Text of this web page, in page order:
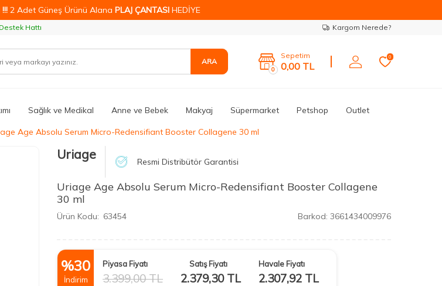
2 Adet Güneş Ürünü Alana PLAJ ÇANTASI HEDİYE
Hattı Kargom Nerede?
ARA
0
Sepetim
0,00 TL
0
Sağlık ve Medikal Anne ve Bebek Makyaj Süpermarket Petshop Outlet
Age Absolu Serum Micro-Redensifiant Booster Collagene 30 ml
Uriage Resmi Distribütör Garantisi
Uriage Age Absolu Serum Micro-Redensifiant Booster Collagene
30 ml
Ürün Kodu: 63454 Barkod: 3661434009976
%30
İndirim
Piyasa Fiyatı
3.399,00TL
Satış Fiyatı
2.379,30TL
Havale Fiyatı
2.307,92 TL